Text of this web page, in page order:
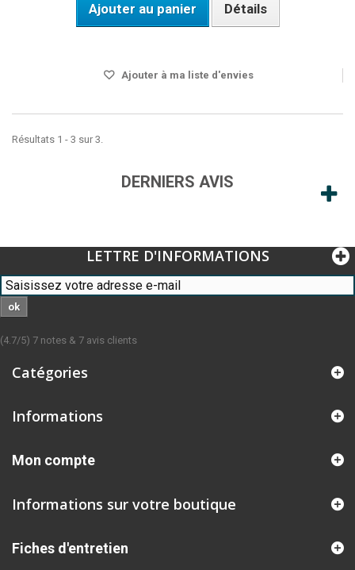
Ajouter au panier Détails
Ajouter à ma liste d'envies
Résultats 1 - 3 sur 3.
DERNIERS AVIS
LETTRE D'INFORMATIONS
ok
(4.7/5) 7 notes & 7 avis clients
Catégories
Informations
Mon compte
Informations sur votre boutique
Fiches d'entretien